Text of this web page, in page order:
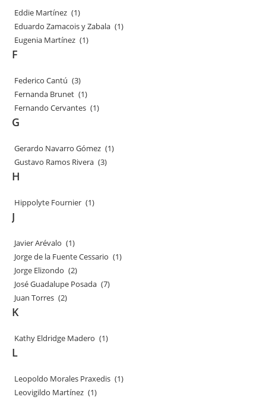
Eddie Martínez (1)
Eduardo Zamacois y Zabala (1)
Eugenia Martínez (1)
F
Federico Cantú (3)
Fernanda Brunet (1)
Fernando Cervantes (1)
G
Gerardo Navarro Gómez (1)
Gustavo Ramos Rivera (3)
H
Hippolyte Fournier (1)
J
Javier Arévalo (1)
Jorge de la Fuente Cessario (1)
Jorge Elizondo (2)
José Guadalupe Posada (7)
Juan Torres (2)
K
Kathy Eldridge Madero (1)
L
Leopoldo Morales Praxedis (1)
Leovigildo Martínez (1)